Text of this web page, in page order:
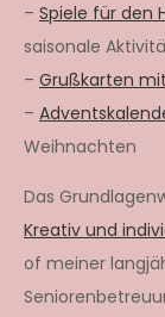
– Spiele für den
saisonale
– Grußkarten
–
Weihnachten
Das
Kreativ und
of meiner